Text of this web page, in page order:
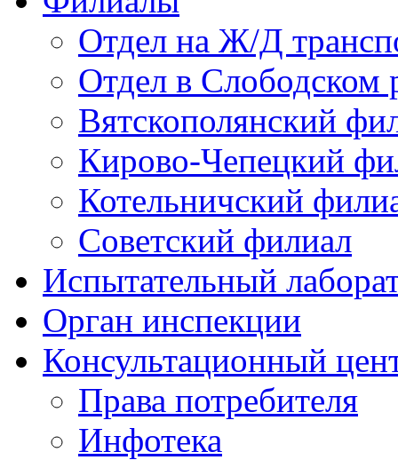
Отдел на Ж/Д
Отдел в Слободском
Вятскополянский
Кирово-Чепецкий
Котельничский
Советский филиал
Испытательный
Орган инспекции
Консультационный
Права потребителя
Инфотека